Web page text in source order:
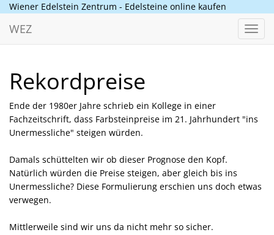
Wiener Edelstein Zentrum - Edelsteine online kaufen
WEZ
Rekordpreise
Ende der 1980er Jahre schrieb ein Kollege in einer
Fachzeitschrift, dass Farbsteinpreise im 21. Jahrhundert "ins
Unermessliche" steigen würden.
Damals schüttelten wir ob dieser Prognose den Kopf.
Natürlich würden die Preise steigen, aber gleich bis ins
Unermessliche? Diese Formulierung erschien uns doch etwas
verwegen.
Mittlerweile sind wir uns da nicht mehr so sicher.